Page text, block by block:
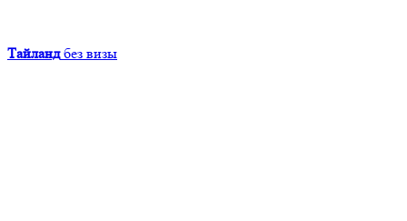
Тайланд без визы